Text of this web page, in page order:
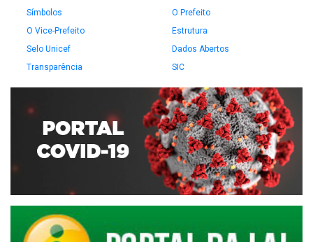
Símbolos
O Prefeito
O Vice-Prefeito
Estrutura
Selo Unicef
Dados Abertos
Transparência
SIC